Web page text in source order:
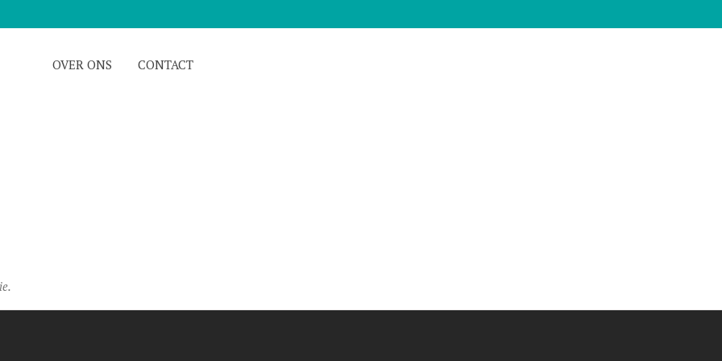
OVER ONS CONTACT